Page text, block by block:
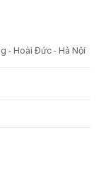
- Hoài Đức - Hà Nội